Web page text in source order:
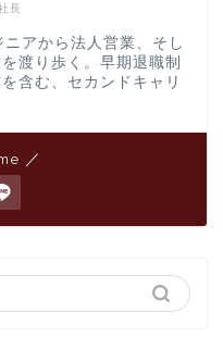
長
アから法人営業、そし
渡り歩く。早期退職制
含む、セカンドキャリ
／